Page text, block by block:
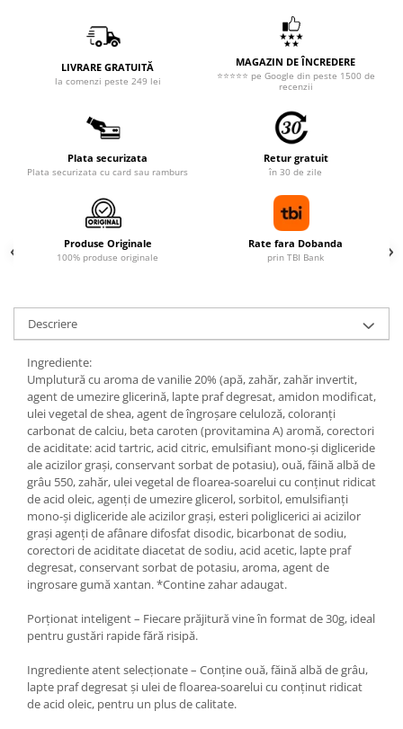
LIVRARE GRATUITĂ
la comenzi peste 249 lei
MAGAZIN DE ÎNCREDERE
⭐⭐⭐⭐⭐ pe Google din peste 1500 de
recenzii
Plata securizata
Plata securizata cu card sau ramburs
Retur gratuit
în 30 de zile
Produse Originale
100% produse originale
Rate fara Dobanda
prin TBI Bank
Descriere
Ingrediente:
Umplutură cu aroma de vanilie 20% (apă, zahăr, zahăr invertit,
agent de umezire glicerină, lapte praf degresat, amidon modificat,
ulei vegetal de shea, agent de îngroşare celuloză, coloranţi
carbonat de calciu, beta caroten (provitamina A) aromă, corectori
de aciditate: acid tartric, acid citric, emulsifiant mono-şi digliceride
ale acizilor graşi, conservant sorbat de potasiu), ouă, făină albă de
grâu 550, zahăr, ulei vegetal de floarea-soarelui cu conţinut ridicat
de acid oleic, agenţi de umezire glicerol, sorbitol, emulsifianţi
mono-şi digliceride ale acizilor graşi, esteri poliglicerici ai acizilor
graşi agenţi de afânare difosfat disodic, bicarbonat de sodiu,
corectori de aciditate diacetat de sodiu, acid acetic, lapte praf
degresat, conservant sorbat de potasiu, aroma, agent de
ingrosare gumă xantan. *Contine zahar adaugat.
Porționat inteligent – Fiecare prăjitură vine în format de 30g, ideal
pentru gustări rapide fără risipă.
Ingrediente atent selecționate – Conține ouă, făină albă de grâu,
lapte praf degresat și ulei de floarea-soarelui cu conținut ridicat
de acid oleic, pentru un plus de calitate.